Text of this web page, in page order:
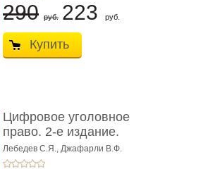
290 руб. 223 руб.
Купить
Цифровое уголовное
право. 2-е издание.
Монограф ...
Лебедев С.Я., Джафарли В.Ф.